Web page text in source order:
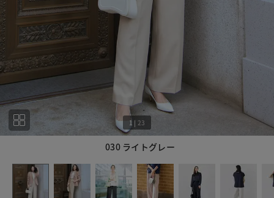
030 ライトグレー
1 | 23